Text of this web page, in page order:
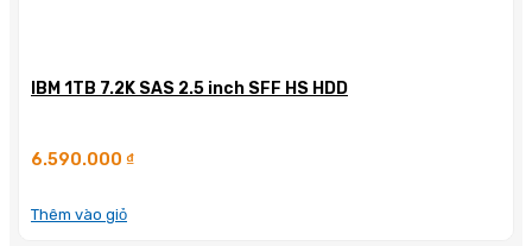
IBM 1TB 7.2K SAS 2.5 inch SFF HS HDD
6.590.000 ₫
Thêm vào giỏ